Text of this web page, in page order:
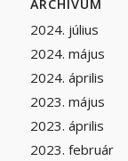
ARCHÍVUM
2024. július
2024. május
2024. április
2023. május
2023. április
2023. február